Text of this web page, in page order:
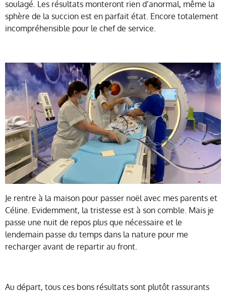
soulagé. Les résultats monteront rien d’anormal, même la
sphère de la succion est en parfait état. Encore totalement
incompréhensible pour le chef de service.
Je rentre à la maison pour passer noël avec mes parents et
Céline. Evidemment, la tristesse est à son comble. Mais je
passe une nuit de repos plus que nécessaire et le
lendemain passe du temps dans la nature pour me
recharger avant de repartir au front.
Au départ, tous ces bons résultats sont plutôt rassurants